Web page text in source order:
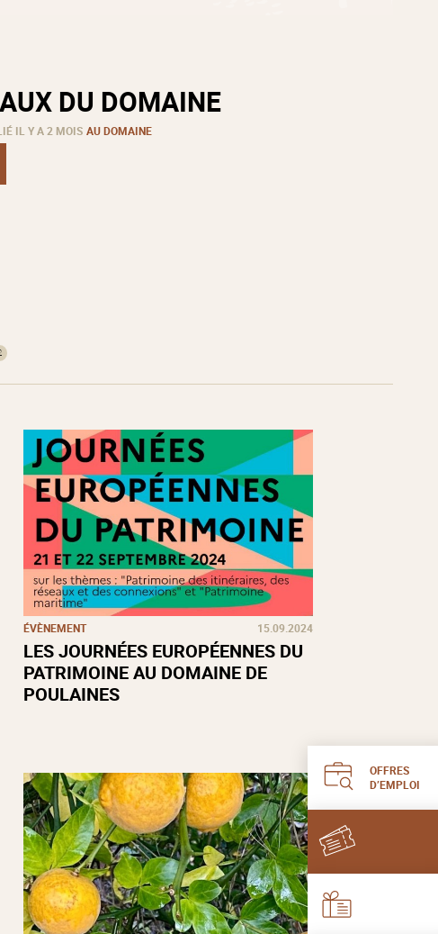
OFFRES
D’EMPLOI
DU DOMAINE
IL Y A 2 MOIS AU DOMAINE
ÉVÈNEMENT 15.09.2024
LES JOURNÉES EUROPÉENNES DU
PATRIMOINE AU DOMAINE DE
POULAINES